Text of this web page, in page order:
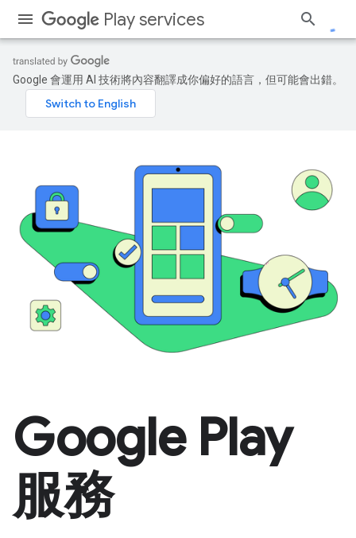
Play services
Google 會運用 AI 技術將內容翻譯成你偏好的語言，但可能會出錯。
Google Play
服務